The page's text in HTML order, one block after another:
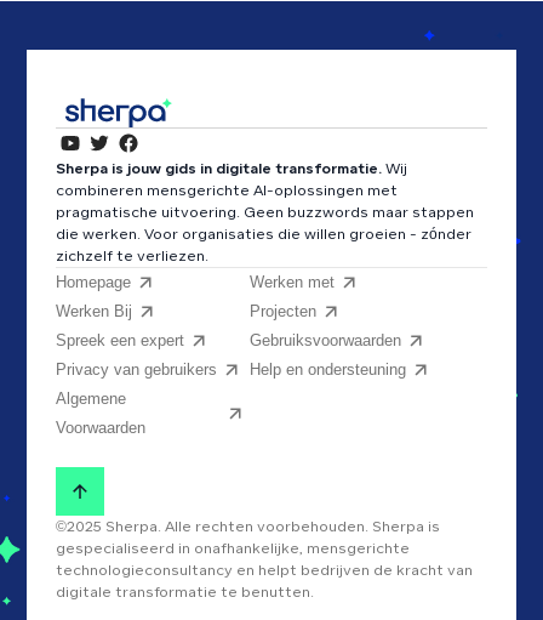
Sherpa is jouw gids in digitale transformatie.Wij
combineren mensgerichte AI-oplossingen met
pragmatische uitvoering. Geen buzzwords maar stappen
die werken. Voor organisaties die willen groeien - zónder
zichzelf te verliezen.
Homepage
Werken met
Werken Bij
Projecten
Spreek een expert
Gebruiksvoorwaarden
Privacy van gebruikers
Help en ondersteuning
Algemene
Voorwaarden
©2025 Sherpa. Alle rechten voorbehouden. Sherpa is
gespecialiseerd in onafhankelijke, mensgerichte
technologieconsultancy en helpt bedrijven de kracht van
digitale transformatie te benutten.